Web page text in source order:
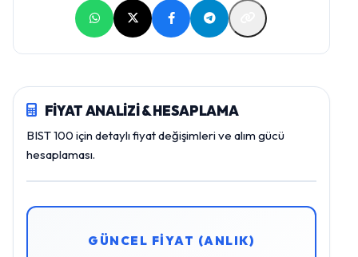
FİYAT ANALİZİ & HESAPLAMA
BIST 100 için detaylı fiyat değişimleri ve alım gücü
hesaplaması.
GÜNCEL FİYAT (ANLIK)